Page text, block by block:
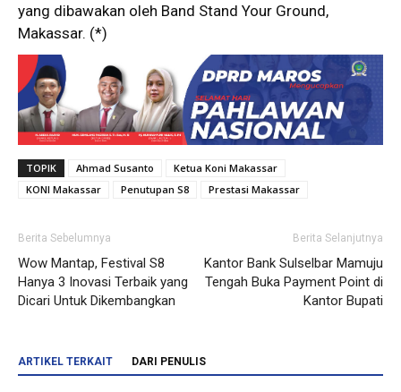
yang dibawakan oleh Band Stand Your Ground,
Makassar. (*)
TOPIK Ahmad Susanto
Ketua Koni Makassar
KONI Makassar
Penutupan S8 Prestasi Makassar
Berita Sebelumnya
Wow Mantap, Festival S8
Hanya 3 Inovasi Terbaik yang
Dicari Untuk Dikembangkan
Berita Selanjutnya
Kantor Bank Sulselbar Mamuju
Tengah Buka Payment Point di
Kantor Bupati
ARTIKEL TERKAIT DARI PENULIS